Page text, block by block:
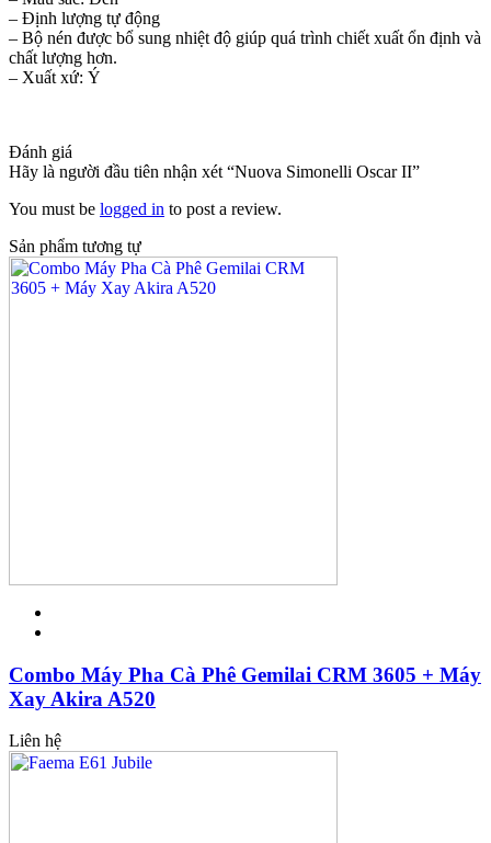
– Định lượng tự động
– Bộ nén được bổ sung nhiệt độ giúp quá trình chiết xuất ổn định và
chất lượng hơn.
– Xuất xứ: Ý
Đánh giá
Hãy là người đầu tiên nhận xét “Nuova Simonelli Oscar II”
You must be logged in to post a review.
Sản phẩm tương tự
Combo Máy Pha Cà Phê Gemilai CRM 3605 + Máy
Xay Akira A520
Liên hệ